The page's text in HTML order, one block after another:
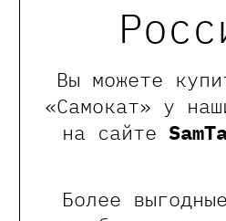
Вы можете
«Самокат» у
на сайте
Более
Булай Елена
Елена Булай —
Окончила Московский
Меламеда в БВШД.